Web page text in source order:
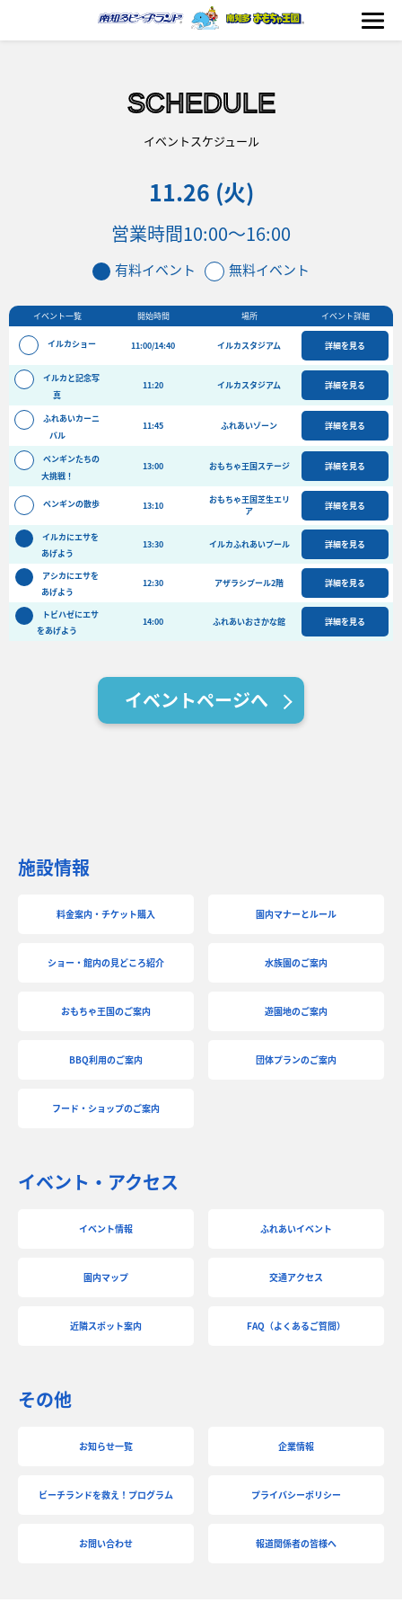
イベント
フード&ショップ
海の生きもの
おもちゃ王国
よくある質問
団体向けプラン情報 ビーチランド支援プログラム
SCHEDULE
イベントスケジュール
11.26 (火)
営業時間10:00～16:00
有料イベント 無料イベント
イベント一覧 開始時間 場所 イベント詳細
イルカショー 11:00/14:40 イルカスタジアム 詳細を見る
イルカと記念写
真
11:20 イルカスタジアム 詳細を見る
ふれあいカーニ
バル
11:45 ふれあいゾーン 詳細を見る
ペンギンたちの
大挑戦！
13:00 おもちゃ王国ステージ 詳細を見る
ペンギンの散歩 13:10
おもちゃ王国芝生エリ
ア
詳細を見る
イルカにエサを
あげよう
13:30 イルカふれあいプール 詳細を見る
アシカにエサを
あげよう
12:30 アザラシプール2階 詳細を見る
トビハゼにエサ
をあげよう
14:00 ふれあいおさかな館 詳細を見る
イベントページへ
施設情報
料金案内・チケット購入 園内マナーとルール
ショー・館内の見どころ紹介 水族園のご案内
おもちゃ王国のご案内 遊園地のご案内
BBQ利用のご案内 団体プランのご案内
フード・ショップのご案内
イベント・アクセス
イベント情報 ふれあいイベント
園内マップ 交通アクセス
近隣スポット案内 FAQ（よくあるご質問）
その他
お知らせ一覧 企業情報
ビーチランドを救え！プログラム プライバシーポリシー
お問い合わせ 報道関係者の皆様へ